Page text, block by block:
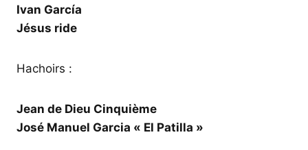
Ivan García
Jésus ride
Hachoirs :
Jean de Dieu Cinquième
José Manuel Garcia « El Patilla »